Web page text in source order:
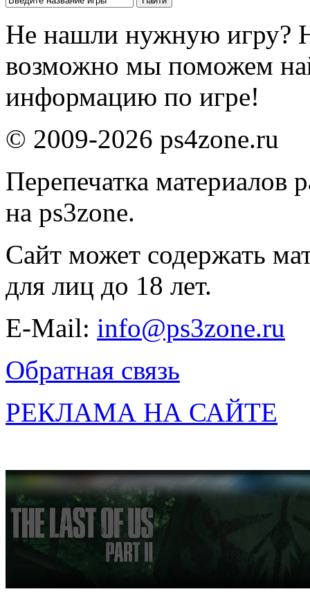
Не нашли нужную игру?
возможно мы поможем
информацию по игре!
© 2009-2026 ps4zone.ru
Перепечатка материалов
на ps3zone.
Сайт может содержать
для лиц до 18 лет.
E-Mail: info@ps3zone.ru
Обратная связь
РЕКЛАМА НА САЙТЕ